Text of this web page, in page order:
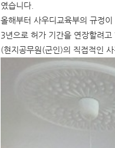
였습니다.
올해부터 사우디교육부의 규정
3년으로 허가 기간을 연장할려
(현지공무원(군인)의 직접적인